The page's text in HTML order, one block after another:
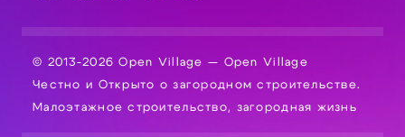
© 2013-2026 Open Village — Open Village
Честно и Открыто о загородном строительстве.
Малоэтажное строительство, загородная жизнь